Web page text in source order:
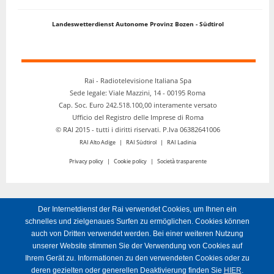
Landeswetterdienst Autonome Provinz Bozen - Südtirol
Rai - Radiotelevisione Italiana Spa
Sede legale: Viale Mazzini, 14 - 00195 Roma
Cap. Soc. Euro 242.518.100,00 interamente versato
Ufficio del Registro delle Imprese di Roma
© RAI 2015 - tutti i diritti riservati. P.Iva 06382641006
RAI Alto Adige RAI Südtirol RAI Ladinia
Privacy policy Cookie policy Società trasparente
Der Internetdienst der Rai verwendet Cookies, um Ihnen ein
schnelles und zielgenaues Surfen zu ermöglichen. Cookies können
auch von Dritten verwendet werden. Bei einer weiteren Nutzung
unserer Website stimmen Sie der Verwendung von Cookies auf
Ihrem Gerät zu. Informationen zu den verwendeten Cookies oder zu
deren gezielten oder generellen Deaktivierung finden Sie HIER.